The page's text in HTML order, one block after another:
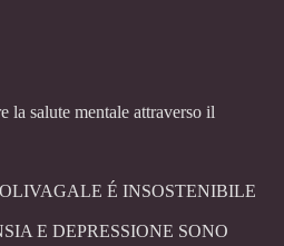
la salute mentale attraverso il
É INSOSTENIBILE
E DEPRESSIONE SONO